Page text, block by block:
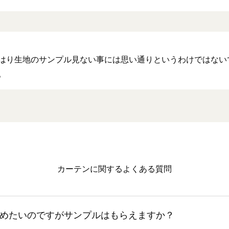
り生地のサンプル見ない事には思い通りというわけではない
カーテンに関するよくある質問
たいのですがサンプルはもらえますか？